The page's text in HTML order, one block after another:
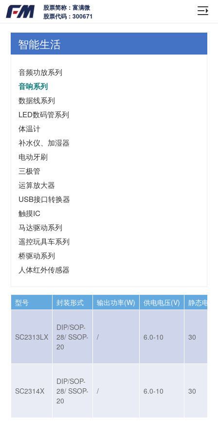
股票简称：富满微
股票代码：300671
智能生活
音频功放系列
音响系列
数据线系列
LED数码管系列
体温计
补水仪、加湿器
电动牙刷
三极管
运算放大器
USB接口转换器
触摸IC
马达驱动系列
遥控玩具车系列
桥驱动系列
人体红外传感器
型号 封装形式 输出功率(W) 供电电压(V) 静态电流
SC2313LX
DIP/SOP-
28/ SSOP-
20
/ 6.0-10 30
SC2314X
DIP/SOP-
28/ SSOP-
20
/ 6.0-10 30